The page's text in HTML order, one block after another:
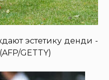
эстетику денди -
GETTY)